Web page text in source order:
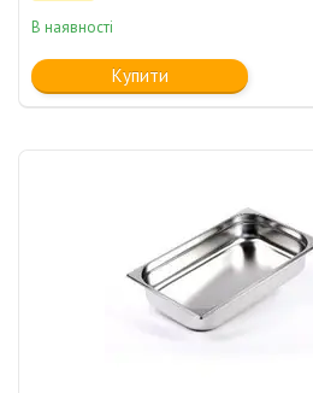
В наявності
Купити